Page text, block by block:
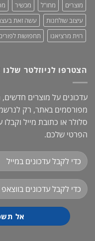
מוצרים
מחו"ל מכשיר
עיצוב שולחנות
עשה זאת
רוית מרציאנו
תחפושות
הצטרפו לניוזלטר שלנו
עדכונים על מוצרים
מפורסמים באתר, רק
סלולר או כתובת מייל וקבלו
הפרטי שלכם.